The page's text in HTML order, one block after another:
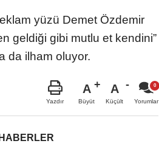
yüzü Demet Özdemir
geldiği gibi mutlu et kendini”
da ilham oluyor.
Yazdır
A
Büyüt
A
Küçült Yorumlar